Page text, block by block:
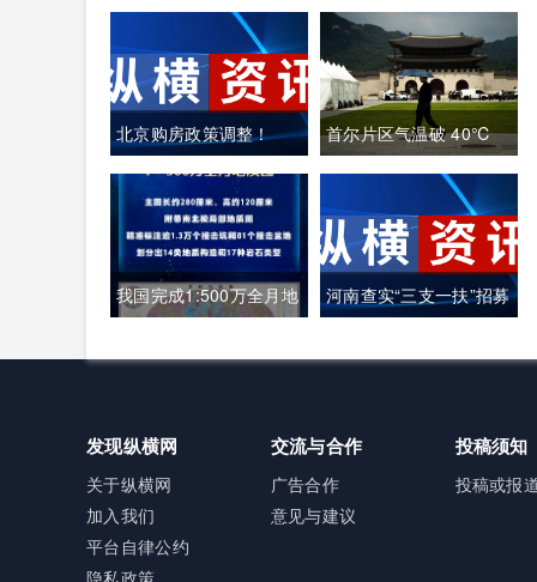
北京购房政策调整！
首尔片区气温破 40℃
韩国全域重度高温致多
人中暑遇难
我国完成1:500万全月地
河南查实“三支一扶”招募
发现纵横网
关于纵横网
加入我们
平台自律公约
隐私政策
交流与合作
广告合作
意见与建议
投稿须知
投稿或报